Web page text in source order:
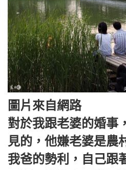
圖片來自網路
對於我跟老婆的婚事
見的，他嫌老婆是農
我爸的勢利，自己跟